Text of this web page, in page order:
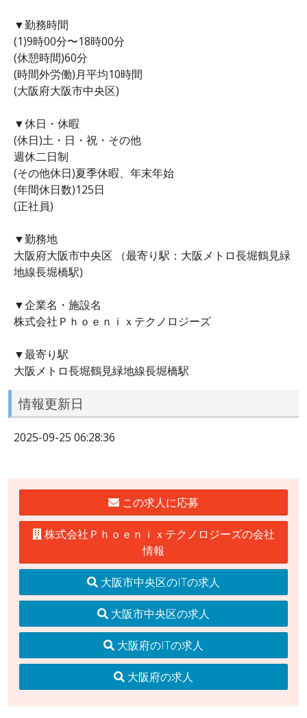
▼勤務時間
(1)9時00分〜18時00分
(休憩時間)60分
(時間外労働)月平均10時間
(大阪府大阪市中央区)
▼休日・休暇
(休日)土・日・祝・その他
週休二日制
(その他休日)夏季休暇、年末年始
(年間休日数)125日
(正社員)
▼勤務地
大阪府大阪市中央区 （最寄り駅：大阪メトロ長堀鶴見緑
地線長堀橋駅)
▼企業名・施設名
株式会社Ｐｈｏｅｎｉｘテクノロジーズ
▼最寄り駅
大阪メトロ長堀鶴見緑地線長堀橋駅
情報更新日
2025-09-25 06:28:36
この求人に応募
株式会社Ｐｈｏｅｎｉｘテクノロジーズの会社
情報
大阪市中央区のITの求人
大阪市中央区の求人
大阪府のITの求人
大阪府の求人